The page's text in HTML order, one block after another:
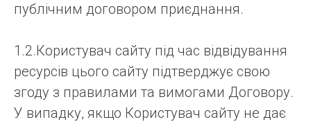
публічним договором приєднання.
1.2.Користувач сайту під час відвідування
ресурсів цього сайту підтверджує свою
згоду з правилами та вимогами Договору.
У випадку, якщо Користувач сайту не дає